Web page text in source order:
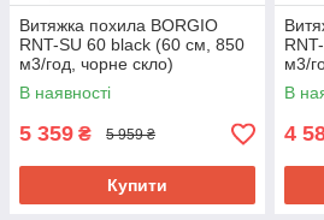
Витяжка похила BORGIO
RNT-SU 60 black (60 см, 850
м3/год, чорне скло)
В наявності
5 359 ₴ 5 959 ₴
Купити
м3/
В
4